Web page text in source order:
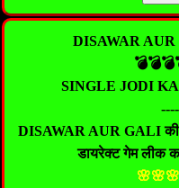
DISAWAR
SINGLE JODI
DISAWAR AUR GALI की
डायरेक्ट गेम लीक